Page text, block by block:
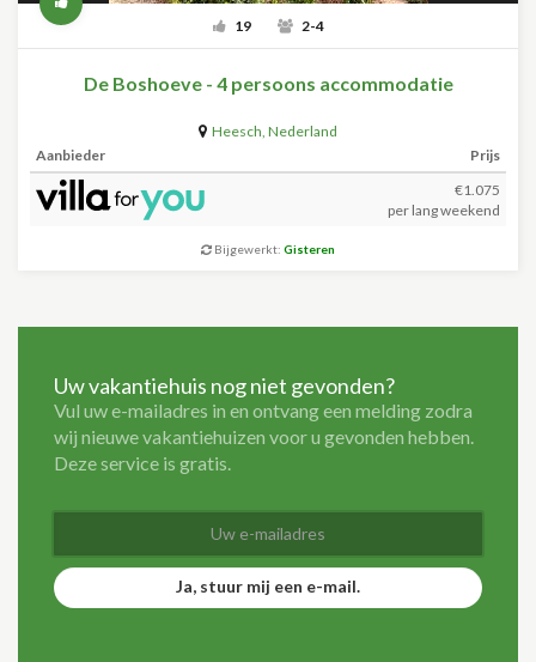
19 2-4
De Boshoeve - 4 persoons accommodatie
Heesch, Nederland
Aanbieder
Prijs
€1.075
per lang weekend
Bijgewerkt: Gisteren
Uw vakantiehuis nog niet gevonden?
Vul uw e-mailadres in en ontvang een melding zodra
wij nieuwe vakantiehuizen voor u gevonden hebben.
Deze service is gratis.
Ja, stuur mij een e-mail.